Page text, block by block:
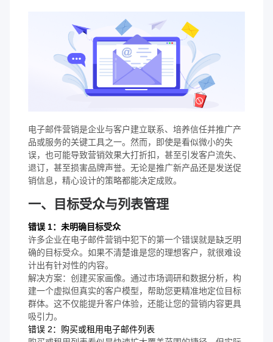
电子邮件营销是企业与客户建立联系、培养信任并推广产
品或服务的关键工具之一。然而，即使是看似微小的失
误，也可能导致营销效果大打折扣，甚至引发客户流失、
退订，甚至损害品牌声誉。无论是推广新产品还是发送促
销信息，精心设计的策略都能决定成败。
一、目标受众与列表管理
错误 1：未明确目标受众
许多企业在电子邮件营销中犯下的第一个错误就是缺乏明
确的目标受众。如果不清楚谁是您的理想客户，就很难设
计出有针对性的内容。
解决方案：创建买家画像。通过市场调研和数据分析，构
建一个虚拟但真实的客户模型，帮助您更精准地定位目标
群体。这不仅能提升客户体验，还能让您的营销内容更具
吸引力。
错误 2：购买或租用电子邮件列表